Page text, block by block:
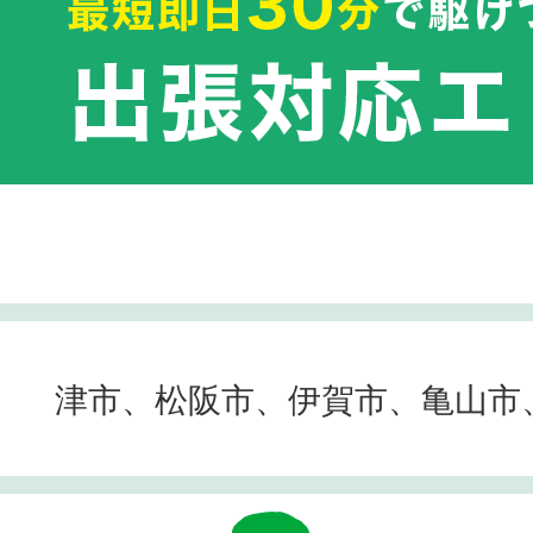
津市、松阪市、伊賀市、亀山市